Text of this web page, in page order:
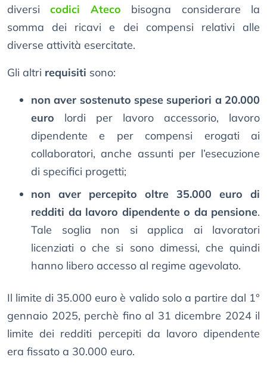
diversicodici Ateco bisogna considerare la
somma dei ricavi e dei compensi relativi alle
diverse attività esercitate.
Gli altri requisiti sono:
non aver sostenuto spese superiori a 20.000
euro lordi per lavoro accessorio, lavoro
dipendente e per compensi erogati ai
collaboratori, anche assunti per l’esecuzione
di specifici progetti;
non aver percepito oltre 35.000 euro di
redditi da lavoro dipendente o da pensione.
Tale soglia non si applica ai lavoratori
licenziati o che si sono dimessi, che quindi
hanno libero accesso al regime agevolato.
Il limite di 35.000 euro è valido solo a partire dal 1°
gennaio 2025, perchè fino al 31 dicembre 2024 il
limite dei redditi percepiti da lavoro dipendente
era fissato a 30.000 euro.